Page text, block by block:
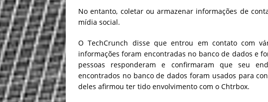
No entanto, coletar ou armazenar informações de
mídia social.
O TechCrunch disse que entrou em contato com
informações foram encontradas no banco de dados e
pessoas responderam e confirmaram que seu
encontrados no banco de dados foram usados ​​para
deles afirmou ter tido envolvimento com o Chtrbox.